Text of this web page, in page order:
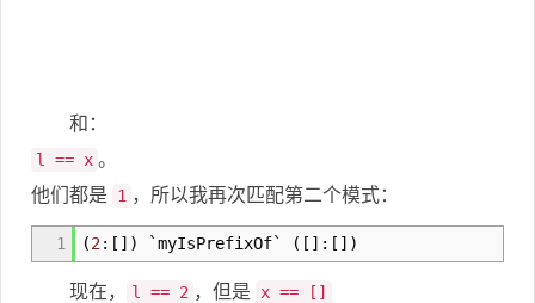
和：
l == x 。
他们都是
1 ，所以我再次匹配第二个模式：
1 (2 : [ ] ) `myIsPrefixOf` ( [ ] : [ ] )
现在， l == 2 ，但是 x == []